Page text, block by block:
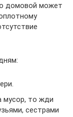
домовой может
мусор, то жди
сестрами